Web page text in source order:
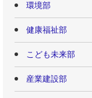
環境部
健康福祉部
こども未来部
産業建設部